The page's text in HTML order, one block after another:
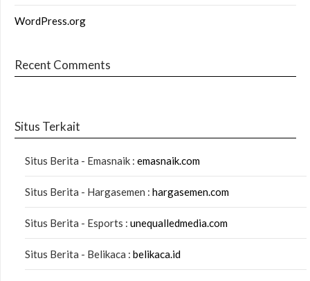
WordPress.org
Recent Comments
Situs Terkait
Situs Berita - Emasnaik : emasnaik.com
Situs Berita - Hargasemen : hargasemen.com
Situs Berita - Esports : unequalledmedia.com
Situs Berita - Belikaca : belikaca.id